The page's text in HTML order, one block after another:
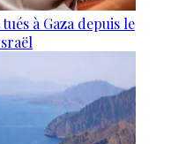
à Gaza depuis le